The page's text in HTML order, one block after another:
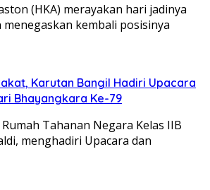
(HKA) merayakan hari jadinya
kembali posisinya
Karutan Bangil Hadiri Upacara
Bhayangkara Ke-79
Tahanan Negara Kelas IIB
menghadiri Upacara dan